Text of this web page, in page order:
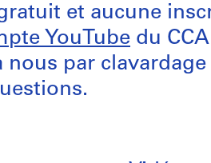
et aucune
YouTube du
nous par